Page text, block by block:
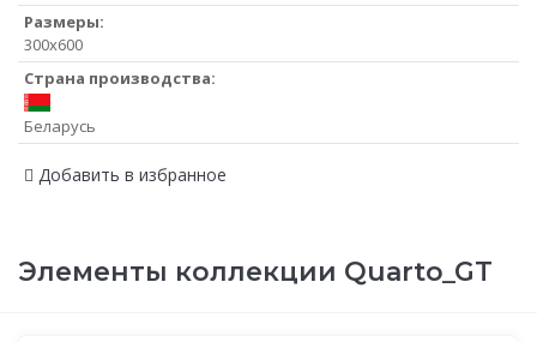
Размеры:
300x600
Страна производства:
Беларусь
Добавить в избранное
Элементы коллекции Quarto_GT